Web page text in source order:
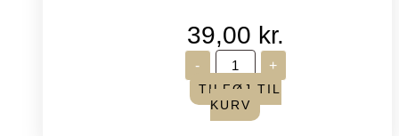
39,00 kr.
-
John
James
-
Perlenåle
Krumme
+
TILFØJ TIL
KURV